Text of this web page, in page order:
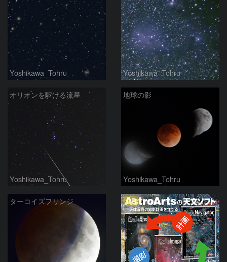
Yoshikawa_Tohru Yoshikawa_Tohru
オリオンを駆ける流星
Yoshikawa_Tohru
地球の影
Yoshikawa_Tohru
ターコイズフリンジ PR